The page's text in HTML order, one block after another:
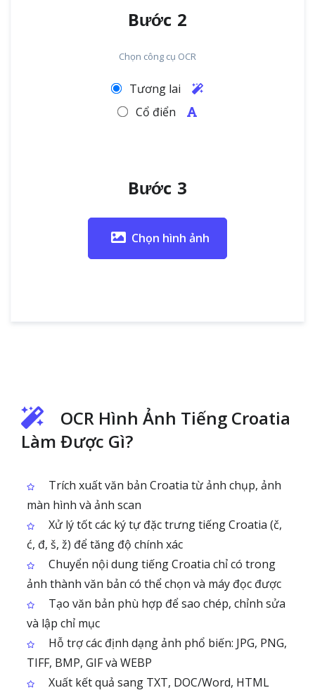
Bước 2
Chọn công cụ OCR
Tương lai
Cổ điển
Bước 3
Chọn hình ảnh
OCR Hình Ảnh Tiếng Croatia
Làm Được Gì?
Trích xuất văn bản Croatia từ ảnh chụp, ảnh
màn hình và ảnh scan
Xử lý tốt các ký tự đặc trưng tiếng Croatia (č,
ć, đ, š, ž) để tăng độ chính xác
Chuyển nội dung tiếng Croatia chỉ có trong
ảnh thành văn bản có thể chọn và máy đọc được
Tạo văn bản phù hợp để sao chép, chỉnh sửa
và lập chỉ mục
Hỗ trợ các định dạng ảnh phổ biến: JPG, PNG,
TIFF, BMP, GIF và WEBP
Xuất kết quả sang TXT, DOC/Word, HTML